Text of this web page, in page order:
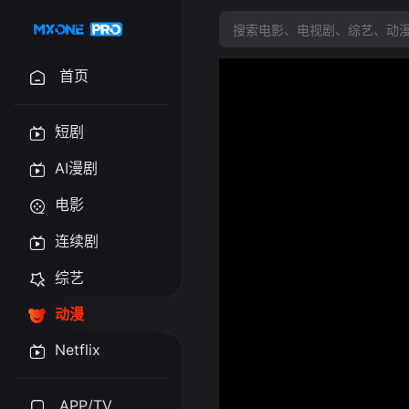
首页
短剧
AI漫剧
电影
连续剧
综艺
动漫
Netflix
APP/TV